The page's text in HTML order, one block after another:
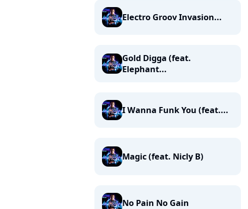
Electro Groov Invasion...
Gold Digga (feat.
Elephant...
I Wanna Funk You (feat....
Magic (feat. Nicly B)
No Pain No Gain